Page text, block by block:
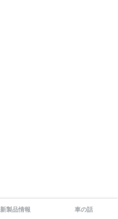
新製品情報 車の話